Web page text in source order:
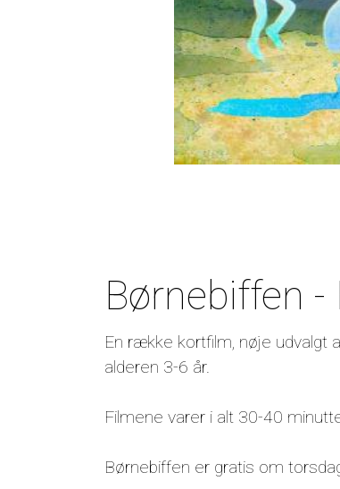
Børnebiffen -
En række kortfilm, nøje udvalgt
alderen 3-6 år.
Filmene varer i alt 30-40
Børnebiffen er gratis om